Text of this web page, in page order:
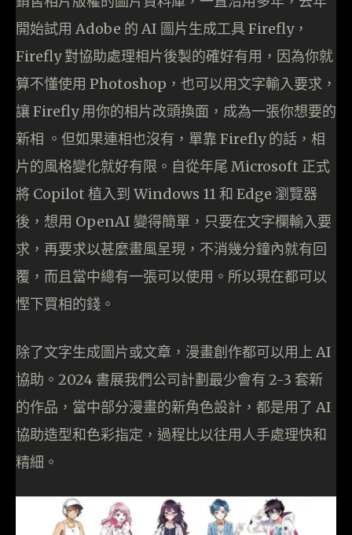
開始試用 Adobe 的 AI 圖片生成工具 Firefly，
Firefly 對協助處理相片後製的確好有用，因為你就
算不懂使用 Photoshop，也可以用文字輸入要求，
讓 Firefly 用你的相片改頭換面，成為一張你想要的
新相 。但如果連相也沒有，單靠 Firefly 的話，相
片的風格變化就好有限。自從年尾 Microsoft 正式
將 Copilot 植入到 Windows 11 和 Edge 瀏覽器
後，想用 OpenAI 變得簡單，只要在文字欄輸入要
求，再要求以甚麼畫風呈現，不消幾分鐘內就有回
覆，而且當中總有一張可以使用。所以現在都可以
慳下買相的錢。
除了文字生成圖片或文章，漫畫創作都可以用上 AI
協助。2024 書展我們公司計劃最少會有 2-3 套新
的作品，當中部分漫畫的新角色設計，都是用了 AI
協助造型和色彩指定，過程比以往用人手處理快和
精細。